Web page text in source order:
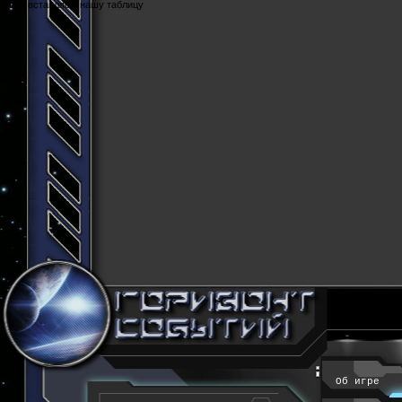
Cюда вставляем нашу таблицу
Об игре